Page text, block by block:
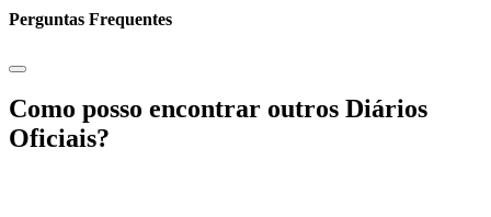
Perguntas Frequentes
Como posso encontrar outros Diários
Oficiais?